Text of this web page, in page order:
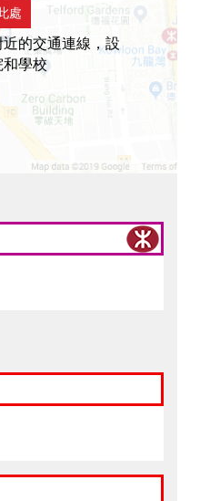
處
的交通連線，設
學校